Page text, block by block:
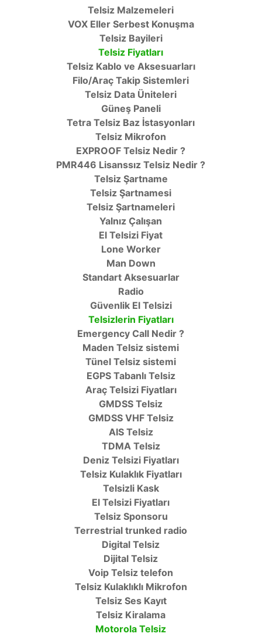
Telsiz Malzemeleri
VOX Eller Serbest Konuşma
Telsiz Bayileri
Telsiz Fiyatları
Telsiz Kablo ve Aksesuarları
Filo/Araç Takip Sistemleri
Telsiz Data Üniteleri
Güneş Paneli
Tetra Telsiz Baz İstasyonları
Telsiz Mikrofon
EXPROOF Telsiz Nedir ?
PMR446 Lisanssız Telsiz Nedir ?
Telsiz Şartname
Telsiz Şartnamesi
Telsiz Şartnameleri
Yalnız Çalışan
El Telsizi Fiyat
Lone Worker
Man Down
Standart Aksesuarlar
Radio
Güvenlik El Telsizi
Telsizlerin Fiyatları
Emergency Call Nedir ?
Maden Telsiz sistemi
Tünel Telsiz sistemi
EGPS Tabanlı Telsiz
Araç Telsizi Fiyatları
GMDSS Telsiz
GMDSS VHF Telsiz
AIS Telsiz
TDMA Telsiz
Deniz Telsizi Fiyatları
Telsiz Kulaklık Fiyatları
Telsizli Kask
El Telsizi Fiyatları
Telsiz Sponsoru
Terrestrial trunked radio
Digital Telsiz
Dijital Telsiz
Voip Telsiz telefon
Telsiz Kulaklıklı Mikrofon
Telsiz Ses Kayıt
Telsiz Kiralama
Motorola Telsiz